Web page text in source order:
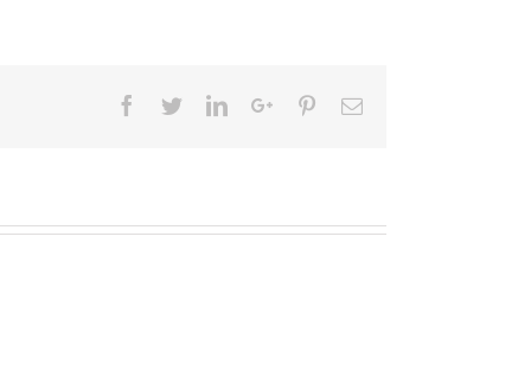
Facebook
TwitterLinkedInGoogle+PinterestEmail